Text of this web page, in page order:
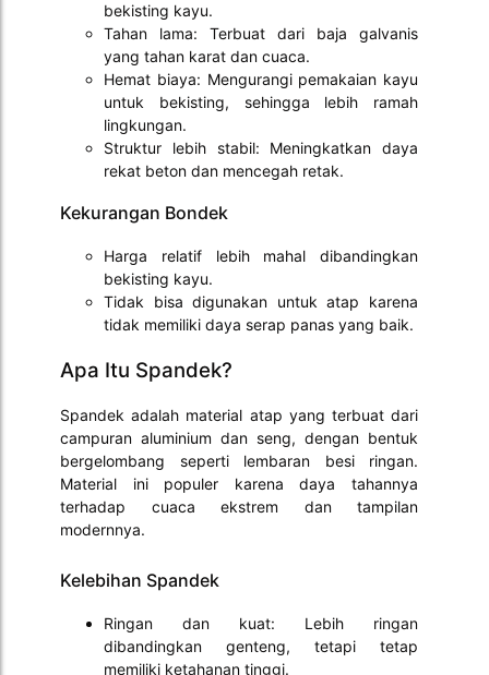
bekisting kayu.
Tahan lama: Terbuat dari baja galvanis
yang tahan karat dan cuaca.
Hemat biaya: Mengurangi pemakaian kayu
untuk bekisting, sehingga lebih ramah
lingkungan.
Struktur lebih stabil: Meningkatkan daya
rekat beton dan mencegah retak.
Kekurangan Bondek
Harga relatif lebih mahal dibandingkan
bekisting kayu.
Tidak bisa digunakan untuk atap karena
tidak memiliki daya serap panas yang baik.
Apa Itu Spandek?
Spandek adalah material atap yang terbuat dari
campuran aluminium dan seng, dengan bentuk
bergelombang seperti lembaran besi ringan.
Material ini populer karena daya tahannya
terhadap cuaca ekstrem dan tampilan
modernnya.
Kelebihan Spandek
Ringan dan kuat: Lebih ringan
dibandingkan genteng, tetapi tetap
memiliki ketahanan tinggi.